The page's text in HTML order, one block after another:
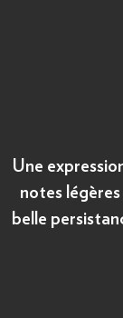
Une
notes
belle